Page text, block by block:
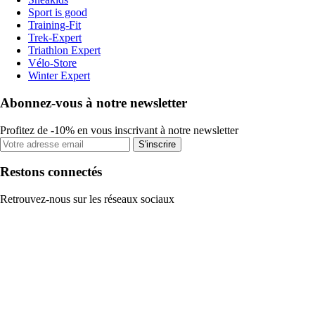
Sport is good
Training-Fit
Trek-Expert
Triathlon Expert
Vélo-Store
Winter Expert
Abonnez-vous à notre newsletter
Profitez de -10% en vous inscrivant à notre newsletter
S'inscrire
Restons connectés
Retrouvez-nous sur les réseaux sociaux